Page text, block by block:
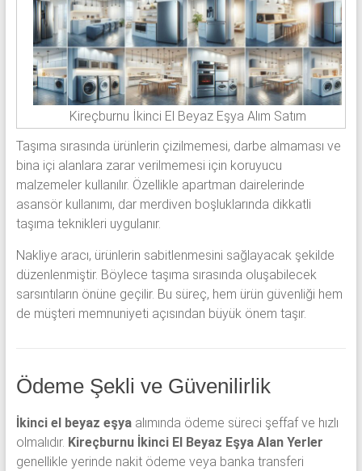
Kireçburnu İkinci El Beyaz Eşya Alım Satım
Taşıma sırasında ürünlerin çizilmemesi, darbe almaması ve
bina içi alanlara zarar verilmemesi için koruyucu
malzemeler kullanılır. Özellikle apartman dairelerinde
asansör kullanımı, dar merdiven boşluklarında dikkatli
taşıma teknikleri uygulanır.
Nakliye aracı, ürünlerin sabitlenmesini sağlayacak şekilde
düzenlenmiştir. Böylece taşıma sırasında oluşabilecek
sarsıntıların önüne geçilir. Bu süreç, hem ürün güvenliği hem
de müşteri memnuniyeti açısından büyük önem taşır.
Ödeme Şekli ve Güvenilirlik
İkinci el beyaz eşyaalımında ödeme süreci şeffaf ve hızlı
olmalıdır. Kireçburnu İkinci El Beyaz Eşya Alan Yerler
genellikle yerinde nakit ödeme veya banka transferi